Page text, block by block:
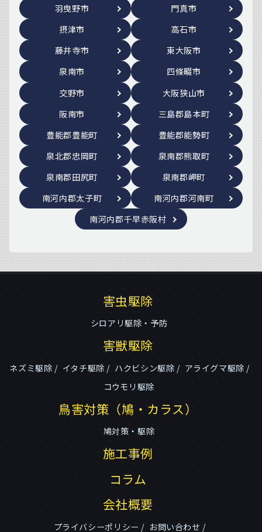
羽曳野市
門真市
摂津市
高石市
藤井寺市
東大阪市
泉南市
四條畷市
交野市
大阪狭山市
阪南市
三島郡島本町
豊能郡豊能町
豊能郡能勢町
泉北郡忠岡町
泉南郡熊取町
泉南郡田尻町
泉南郡岬町
南河内郡太子町
南河内郡河南町
南河内郡千早赤阪村
害虫駆除
シロアリ駆除・予防
害獣駆除
ネズミ駆除 イタチ駆除 ハクビシン駆除
アライグマ駆除
コウモリ駆除
鳥害対策（鳩・カラス）
鳩対策・駆除
施工事例
コラム
会社概要
プライバシーポリシー お問い合わせ